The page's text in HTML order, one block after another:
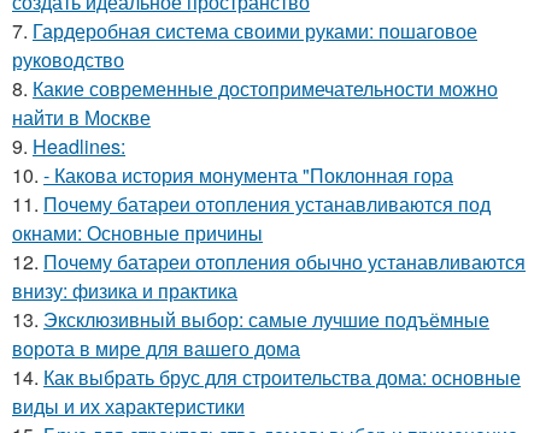
7. Гардеробная система своими руками: пошаговое
руководство
8. Какие современные достопримечательности можно
найти в Москве
9. Headlines:
10. - Какова история монумента "Поклонная гора
11. Почему батареи отопления устанавливаются под
окнами: Основные причины
12. Почему батареи отопления обычно устанавливаются
внизу: физика и практика
13. Эксклюзивный выбор: самые лучшие подъёмные
ворота в мире для вашего дома
14. Как выбрать брус для строительства дома: основные
виды и их характеристики